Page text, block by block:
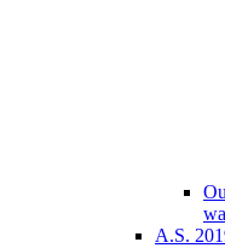
A.S.